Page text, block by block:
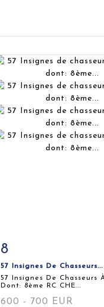
Fiche détaillée
8
57 Insignes De Chasseurs...
57 Insignes De Chasseurs
Dont: 8ème RC CHE...
600 - 700 EUR